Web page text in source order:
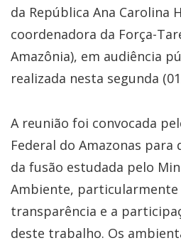
da República Ana Carolina
coordenadora da Força-
Amazônia), em audiência
realizada nesta segunda
A reunião foi convocada
Federal do Amazonas
da fusão estudada pelo
Ambiente, particularmente
transparência e a
deste trabalho. Os